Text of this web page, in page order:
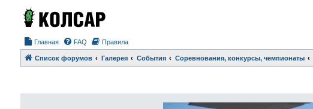
Главная FAQ Правила
Список форумов Галерея События Соревнования, конкурсы, чемпионаты